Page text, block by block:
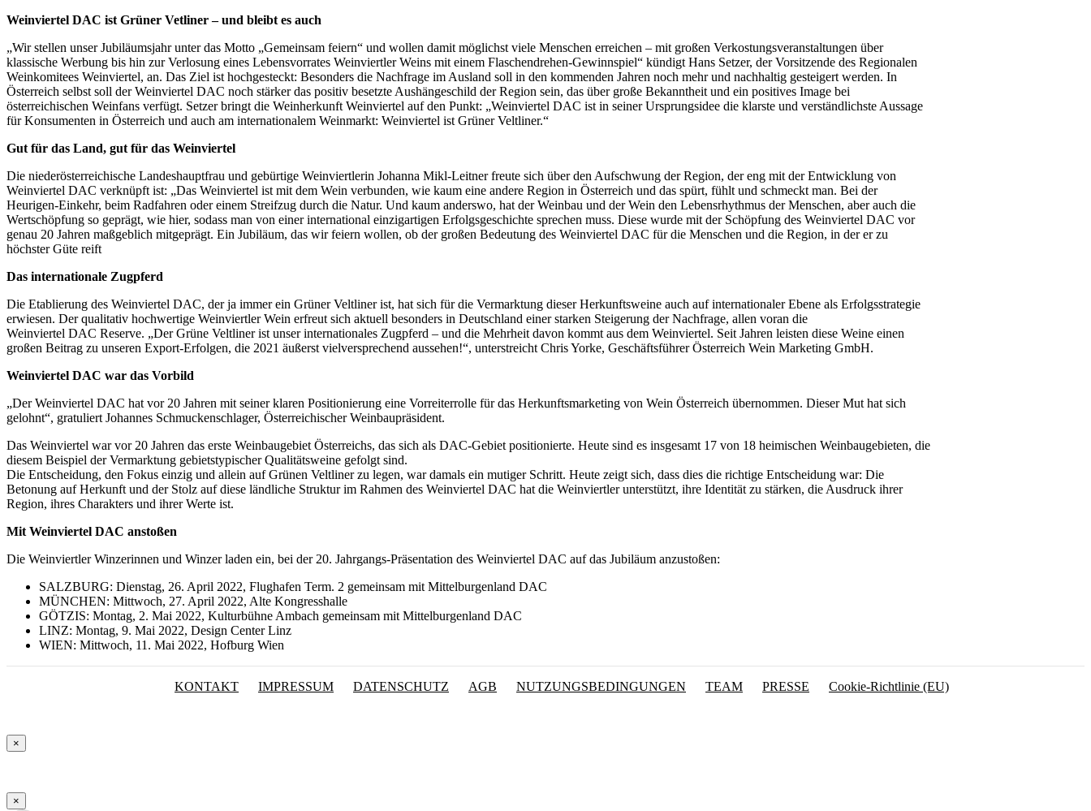
Weinviertel DAC ist Grüner Vetliner – und bleibt es auch
„Wir stellen unser Jubiläumsjahr unter das Motto „Gemeinsam feiern“ und wollen damit möglichst viele Menschen erreichen – mit großen Verkostungsveranstaltungen über
klassische Werbung bis hin zur Verlosung eines Lebensvorrates Weinviertler Weins mit einem Flaschendrehen-Gewinnspiel“ kündigt Hans Setzer, der Vorsitzende des Regionalen
Weinkomitees Weinviertel, an. Das Ziel ist hochgesteckt: Besonders die Nachfrage im Ausland soll in den kommenden Jahren noch mehr und nachhaltig gesteigert werden. In
Österreich selbst soll der Weinviertel DAC noch stärker das positiv besetzte Aushängeschild der Region sein, das über große Bekanntheit und ein positives Image bei
österreichischen Weinfans verfügt. Setzer bringt die Weinherkunft Weinviertel auf den Punkt: „Weinviertel DAC ist in seiner Ursprungsidee die klarste und verständlichste Aussage
für Konsumenten in Österreich und auch am internationalem Weinmarkt: Weinviertel ist Grüner Veltliner.“
Gut für das Land, gut für das Weinviertel
Die niederösterreichische Landeshauptfrau und gebürtige Weinviertlerin Johanna Mikl-Leitner freute sich über den Aufschwung der Region, der eng mit der Entwicklung von
Weinviertel DAC verknüpft ist: „Das Weinviertel ist mit dem Wein verbunden, wie kaum eine andere Region in Österreich und das spürt, fühlt und schmeckt man. Bei der
Heurigen-Einkehr, beim Radfahren oder einem Streifzug durch die Natur. Und kaum anderswo, hat der Weinbau und der Wein den Lebensrhythmus der Menschen, aber auch die
Wertschöpfung so geprägt, wie hier, sodass man von einer international einzigartigen Erfolgsgeschichte sprechen muss. Diese wurde mit der Schöpfung des Weinviertel DAC vor
genau 20 Jahren maßgeblich mitgeprägt. Ein Jubiläum, das wir feiern wollen, ob der großen Bedeutung des Weinviertel DAC für die Menschen und die Region, in der er zu
höchster Güte reift
Das internationale Zugpferd
Die Etablierung des Weinviertel DAC, der ja immer ein Grüner Veltliner ist, hat sich für die Vermarktung dieser Herkunftsweine auch auf internationaler Ebene als Erfolgsstrategie
erwiesen. Der qualitativ hochwertige Weinviertler Wein erfreut sich aktuell besonders in Deutschland einer starken Steigerung der Nachfrage, allen voran die
Weinviertel DAC Reserve. „Der Grüne Veltliner ist unser internationales Zugpferd – und die Mehrheit davon kommt aus dem Weinviertel. Seit Jahren leisten diese Weine einen
großen Beitrag zu unseren Export-Erfolgen, die 2021 äußerst vielversprechend aussehen!“, unterstreicht Chris Yorke, Geschäftsführer Österreich Wein Marketing GmbH.
Weinviertel DAC war das Vorbild
„Der Weinviertel DAC hat vor 20 Jahren mit seiner klaren Positionierung eine Vorreiterrolle für das Herkunftsmarketing von Wein Österreich übernommen. Dieser Mut hat sich
gelohnt“, gratuliert Johannes Schmuckenschlager, Österreichischer Weinbaupräsident.
Das Weinviertel war vor 20 Jahren das erste Weinbaugebiet Österreichs, das sich als DAC-Gebiet positionierte. Heute sind es insgesamt 17 von 18 heimischen Weinbaugebieten, die
diesem Beispiel der Vermarktung gebietstypischer Qualitätsweine gefolgt sind.
Die Entscheidung, den Fokus einzig und allein auf Grünen Veltliner zu legen, war damals ein mutiger Schritt. Heute zeigt sich, dass dies die richtige Entscheidung war: Die
Betonung auf Herkunft und der Stolz auf diese ländliche Struktur im Rahmen des Weinviertel DAC hat die Weinviertler unterstützt, ihre Identität zu stärken, die Ausdruck ihrer
Region, ihres Charakters und ihrer Werte ist.
Mit Weinviertel DAC anstoßen
Die Weinviertler Winzerinnen und Winzer laden ein, bei der 20. Jahrgangs-Präsentation des Weinviertel DAC auf das Jubiläum anzustoßen:
SALZBURG: Dienstag, 26. April 2022, Flughafen Term. 2 gemeinsam mit Mittelburgenland DAC
MÜNCHEN: Mittwoch, 27. April 2022, Alte Kongresshalle
GÖTZIS: Montag, 2. Mai 2022, Kulturbühne Ambach gemeinsam mit Mittelburgenland DAC
LINZ: Montag, 9. Mai 2022, Design Center Linz
WIEN: Mittwoch, 11. Mai 2022, Hofburg Wien
KONTAKT IMPRESSUM DATENSCHUTZ AGB NUTZUNGSBEDINGUNGEN TEAM PRESSE Cookie-Richtlinie (EU)
×
×